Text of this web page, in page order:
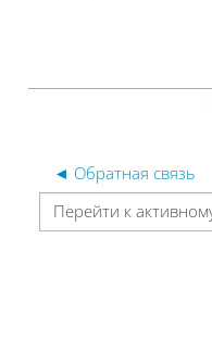
◄ Обратная связь
Перейти к активному